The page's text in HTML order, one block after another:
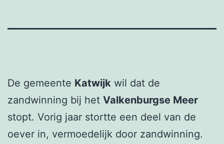
De gemeente Katwijk wil dat de
zandwinning bij het Valkenburgse Meer
stopt. Vorig jaar stortte een deel van de
oever in, vermoedelijk door zandwinning.